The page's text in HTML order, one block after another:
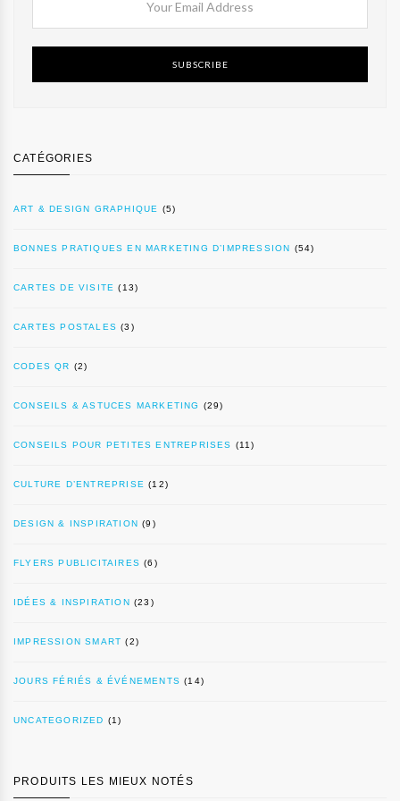
SUBSCRIBE
CATÉGORIES
ART & DESIGN GRAPHIQUE (5)
BONNES PRATIQUES EN MARKETING D’IMPRESSION (54)
CARTES DE VISITE (13)
CARTES POSTALES (3)
CODES QR (2)
CONSEILS & ASTUCES MARKETING (29)
CONSEILS POUR PETITES ENTREPRISES (11)
CULTURE D’ENTREPRISE (12)
DESIGN & INSPIRATION (9)
FLYERS PUBLICITAIRES (6)
IDÉES & INSPIRATION (23)
IMPRESSION SMART (2)
JOURS FÉRIÉS & ÉVÉNEMENTS (14)
UNCATEGORIZED (1)
PRODUITS LES MIEUX NOTÉS